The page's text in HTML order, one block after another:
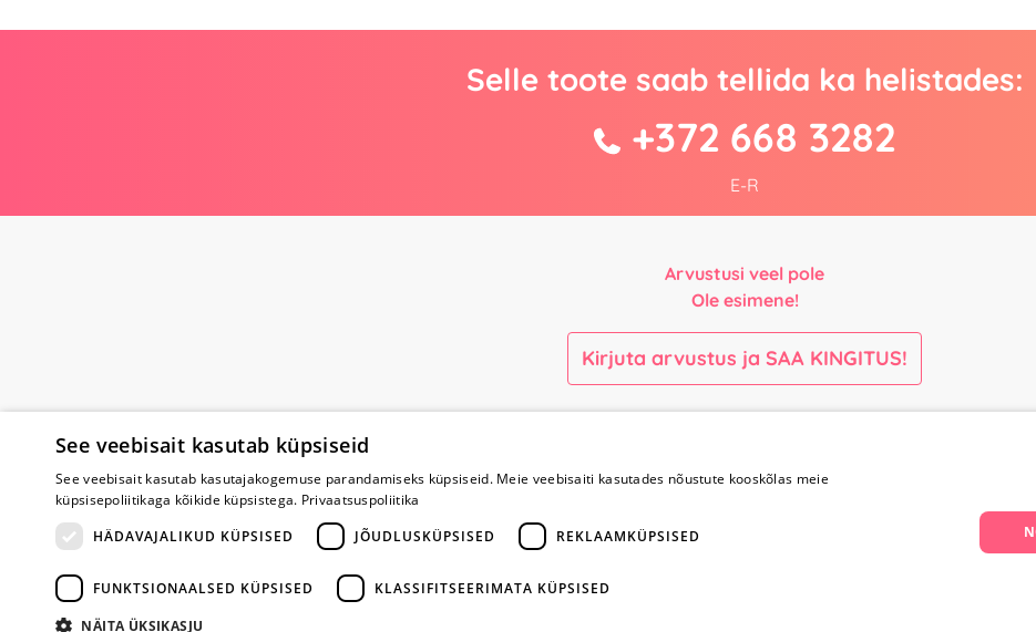
Selle toote saab tellida ka helistades:
+372 668 3282
E-R
Arvustusi veel pole
Ole esimene!
Kirjuta arvustus ja SAA KINGITUS!
Meist
Koostöö
Tagasiside
Erootiline ajakiri
kohaletoimetamine
Maksmine ja
kohaletoimetamine
+372
See veebisait kasutab küpsiseid
See veebisait kasutab kasutajakogemuse parandamiseks küpsiseid. Meie veebisaiti kasutades nõustute kooskõlas meie
küpsisepoliitikaga kõikide küpsistega. Privaatsuspoliitika
HÄDAVAJALIKUD KÜPSISED
JÕUDLUSKÜPSISED REKLAAMKÜPSISED
FUNKTSIONAALSED KÜPSISED KLASSIFITSEERIMATA KÜPSISED
NÄITA ÜKSIKASJU